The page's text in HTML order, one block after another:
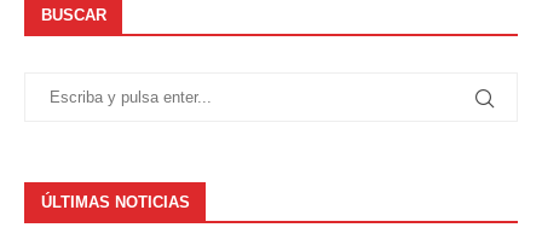
BUSCAR
ÚLTIMAS NOTICIAS